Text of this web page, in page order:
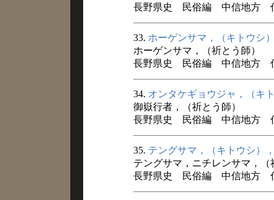
長野県史 民俗編 中信地方
33. ホーゲンサマ，（キトウシ
ホーゲンサマ，（祈とう師）
長野県史 民俗編 中信地方
34. オンタケギョウジャ，（キ
御嶽行者，（祈とう師）
長野県史 民俗編 中信地方
35. テングサマ，（キトウシ）
テングサマ，ニチレンサマ，
長野県史 民俗編 中信地方